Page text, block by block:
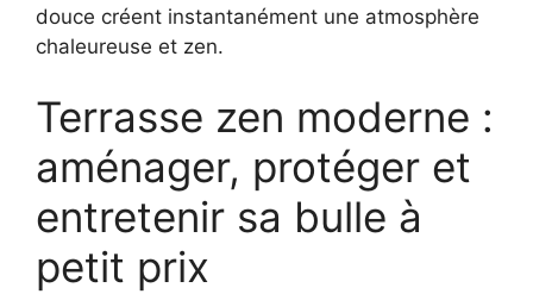
douce créent instantanément une atmosphère
chaleureuse et zen.
Terrasse zen moderne :
aménager, protéger et
entretenir sa bulle à
petit prix